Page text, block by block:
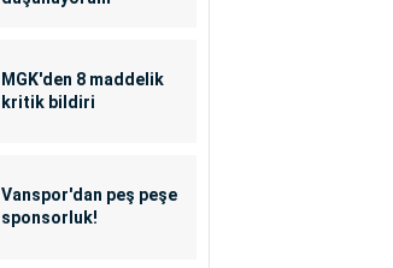
MGK'den 8 maddelik
kritik bildiri
Vanspor'dan peş peşe
sponsorluk!